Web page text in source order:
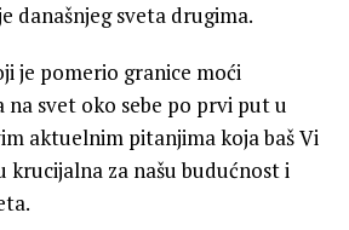
današnjeg sveta drugima.
je pomerio granice moći
na svet oko sebe po prvi put u
aktuelnim pitanjima koja baš Vi
krucijalna za našu budućnost i